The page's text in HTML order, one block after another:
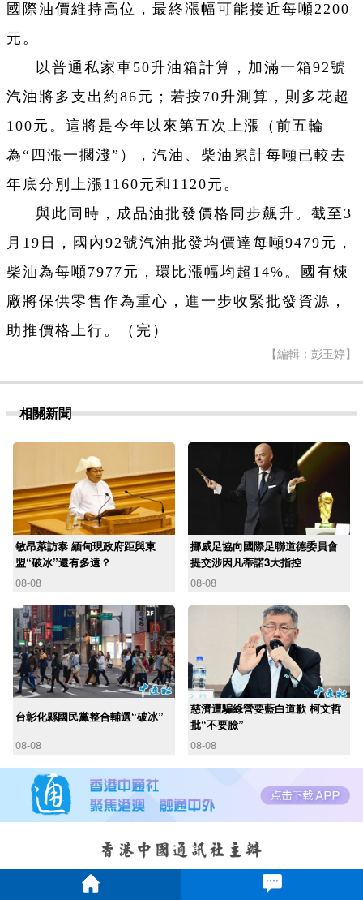
國際油價維持高位，最終漲幅可能接近每噸2200
元。
以普通私家車50升油箱計算，加滿一箱92號
汽油將多支出約86元；若按70升測算，則多花超
100元。這將是今年以來第五次上漲（前五輪
為“四漲一擱淺”），汽油、柴油累計每噸已較去
年底分別上漲1160元和1120元。
與此同時，成品油批發價格同步飆升。截至3
月19日，國內92號汽油批發均價達每噸9479元，
柴油為每噸7977元，環比漲幅均超14%。國有煉
廠將保供零售作為重心，進一步收緊批發資源，
助推價格上行。（完）
【編輯：彭玉婷】
相關新聞
敏昂萊訪泰 緬甸現政府距與東
盟“破冰”還有多遠？
08-08
挪威足協向國際足聯道德委員會
提交涉因凡蒂諾3大指控
08-08
台彰化縣國民黨整合輔選“破冰”
08-08
慈濟遭騙綠營要藍白道歉 柯文哲
批“不要臉”
08-08